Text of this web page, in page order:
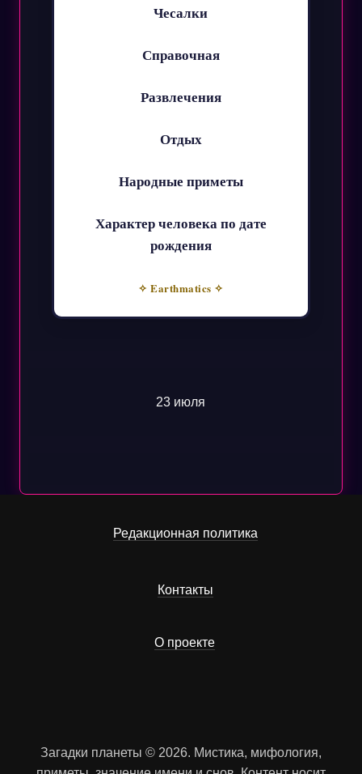
Чесалки
Справочная
Развлечения
Отдых
Народные приметы
Характер человека по дате
рождения
✧ Earthmatics ✧
23 июля
Редакционная политика
Контакты
О проекте
Загадки планеты © 2026. Мистика, мифология,